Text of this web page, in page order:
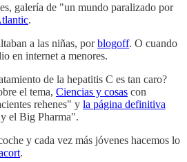
galería de "un mundo paralizado por
.
a las niñas, porblogoff. O cuando
en internet a menores.
de la hepatitis C es tan caro?
el tema, Ciencias y cosas con
rehenes" y la página definitiva
el Big Pharma".
y cada vez más jóvenes hacemos lo
.